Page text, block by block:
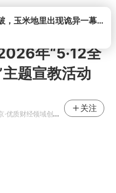
打开
年“5·12全
题宣教活动
·优质财经领域创作者
关注